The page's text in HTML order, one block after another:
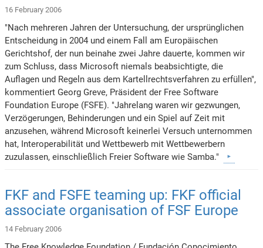
16 February 2006
"Nach mehreren Jahren der Untersuchung, der ursprünglichen
Entscheidung in 2004 und einem Fall am Europäischen
Gerichtshof, der nun beinahe zwei Jahre dauerte, kommen wir
zum Schluss, dass Microsoft niemals beabsichtigte, die
Auflagen und Regeln aus dem Kartellrechtsverfahren zu erfüllen",
kommentiert Georg Greve, Präsident der Free Software
Foundation Europe (FSFE). "Jahrelang waren wir gezwungen,
Verzögerungen, Behinderungen und ein Spiel auf Zeit mit
anzusehen, während Microsoft keinerlei Versuch unternommen
hat, Interoperabilität und Wettbewerb mit Wettbewerbern
zuzulassen, einschließlich Freier Software wie Samba."
FKF and FSFE teaming up: FKF official
associate organisation of FSF Europe
14 February 2006